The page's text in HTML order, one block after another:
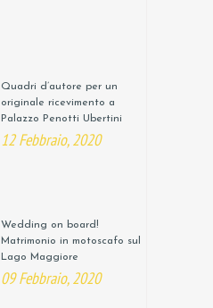
Quadri d’autore per un
originale ricevimento a
Palazzo Penotti Ubertini
12 Febbraio, 2020
Wedding on board!
Matrimonio in motoscafo sul
Lago Maggiore
09 Febbraio, 2020